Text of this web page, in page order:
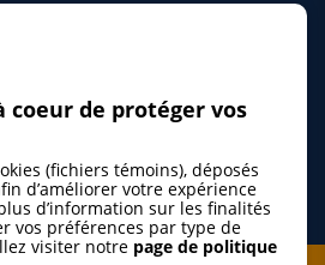
coeur de protéger vos
(fichiers témoins), déposés
d’améliorer votre expérience
d’information sur les finalités
vos préférences par type de
visiter notre page de politique